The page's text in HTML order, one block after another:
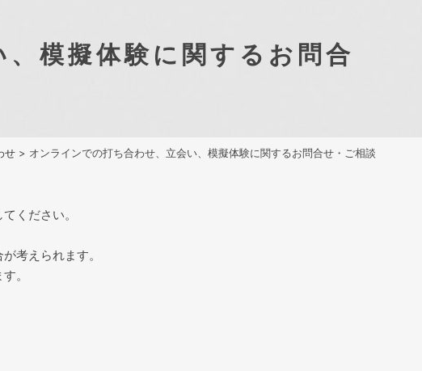
せ> オンラインでの打ち合わせ、立会い、模擬体験に関するお問合せ・ご相談
模擬体験に関するお問合
ください。
考えられます。
。